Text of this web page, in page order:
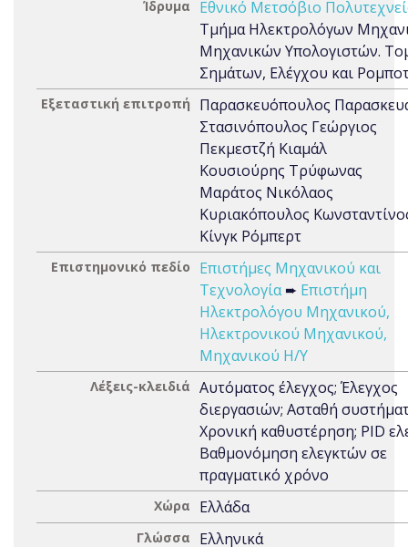
Ίδρυμα
Εθνικό Μετσόβιο
Τμήμα Ηλεκτρολόγων
Μηχανικών Υπολογιστών.
Σημάτων, Ελέγχου και
Εξεταστική επιτροπή
Παρασκευόπουλος
Στασινόπουλος Γεώργιος
Πεκμεστζή Κιαμάλ
Κουσιούρης Τρύφωνας
Μαράτος Νικόλαος
Κυριακόπουλος
Κίνγκ Ρόμπερτ
Επιστημονικό πεδίο
Επιστήμες Μηχανικού και
Τεχνολογία➨ Επιστήμη
Ηλεκτρολόγου Μηχανικού,
Ηλεκτρονικού Μηχανικού,
Μηχανικού Η/Υ
Λέξεις-κλειδιά Αυτόματος έλεγχος; Έλεγχος
διεργασιών; Ασταθή
Χρονική καθυστέρηση; PID
Βαθμονόμηση ελεγκτών σε
πραγματικό χρόνο
Χώρα Ελλάδα
Γλώσσα Ελληνικά